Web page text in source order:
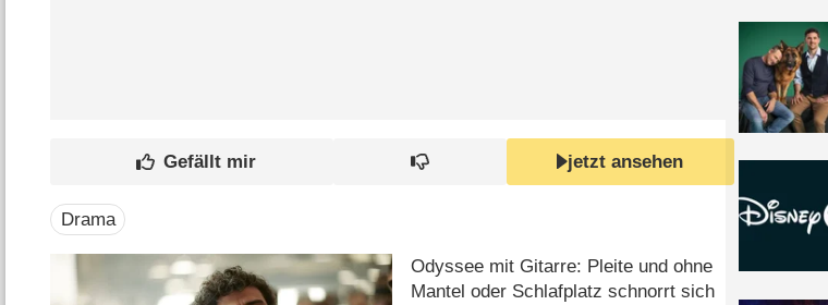
jetzt ansehen
Drama
Odyssee mit Gitarre: Pleite und ohne
Mantel oder Schlafplatz schnorrt sich